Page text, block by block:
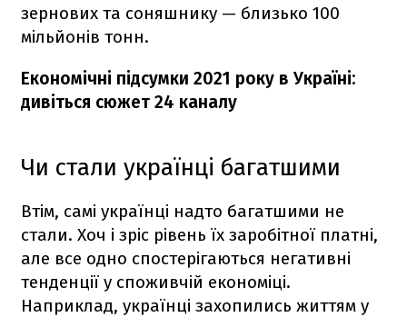
зернових та соняшнику — близько 100
мільйонів тонн.
Економічні підсумки 2021 року в Україні:
дивіться сюжет 24 каналу
Чи стали українці багатшими
Втім, самі українці надто багатшими не
стали. Хоч і зріс рівень їх заробітної платні,
але все одно спостерігаються негативні
тенденції у споживчій економіці.
Наприклад, українці захопились життям у